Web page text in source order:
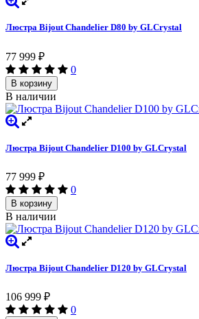
Люстра Bijout Chandelier D80 by GLCrystal
77 999 ₽
0
В корзину
В наличии
Люстра Bijout Chandelier D100 by GLCrystal
77 999 ₽
0
В корзину
В наличии
Люстра Bijout Chandelier D120 by GLCrystal
106 999 ₽
0